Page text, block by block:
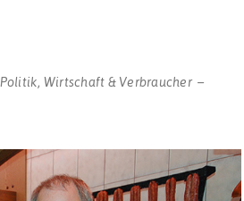
Politik Wirtschaft & Verbraucher